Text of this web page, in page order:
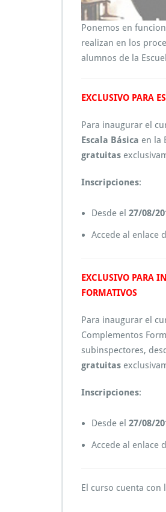
Ponemos en
realizan en los
alumnos de la
EXCLUSIVO PARA
Para inaugurar el
Escala Básica en la
gratuitas
Inscripciones:
Desde el 27/08/
Accede al enlace
EXCLUSIVO PARA
FORMATIVOS
Para inaugurar el
Complementos
subinspectores,
gratuitas
Inscripciones:
Desde el 27/08/
Accede al enlace
El curso cuenta con